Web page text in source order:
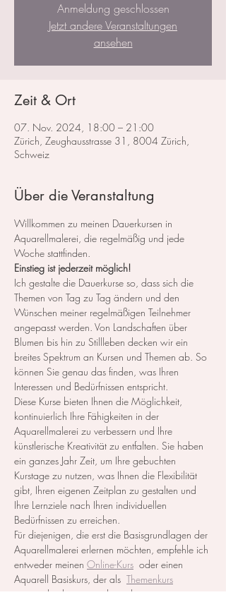
Anmeldung geschlossen
Jetzt andere Veranstaltungen
ansehen
Zeit & Ort
07. Nov. 2024, 18:00 – 21:00
Zürich, Zeughausstrasse 31, 8004 Zürich,
Schweiz
Über die Veranstaltung
Willkommen zu meinen Dauerkursen in
Aquarellmalerei, die regelmäßig und jede
Woche stattfinden.
Einstieg ist jederzeit möglich!
Ich gestalte die Dauerkurse so, dass sich die
Themen von Tag zu Tag ändern und den
Wünschen meiner regelmäßigen Teilnehmer
angepasst werden. Von Landschaften über
Blumen bis hin zu Stillleben decken wir ein
breites Spektrum an Kursen und Themen ab. So
können Sie genau das finden, was Ihren
Interessen und Bedürfnissen entspricht.
Diese Kurse bieten Ihnen die Möglichkeit,
kontinuierlich Ihre Fähigkeiten in der
Aquarellmalerei zu verbessern und Ihre
künstlerische Kreativität zu entfalten. Sie haben
ein ganzes Jahr Zeit, um Ihre gebuchten
Kurstage zu nutzen, was Ihnen die Flexibilität
gibt, Ihren eigenen Zeitplan zu gestalten und
Ihre Lernziele nach Ihren individuellen
Bedürfnissen zu erreichen.
Für diejenigen, die erst die Basisgrundlagen der
Aquarellmalerei erlernen möchten, empfehle ich
entweder meinen Online-Kurs oder einen
Aquarell Basiskurs, der als Themenkurs
ausgeschrieben ist, zu besuchen.